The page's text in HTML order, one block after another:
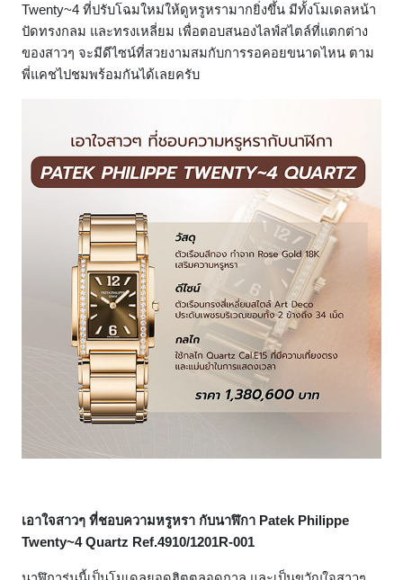
Twenty~4 ที่ปรับโฉมใหม่ให้ดูหรูหรามากยิ่งขึ้น มีทั้งโมเดลหน้า
ปัดทรงกลม และทรงเหลี่ยม เพื่อตอบสนองไลฟ์สไตล์ที่แตกต่าง
ของสาวๆ จะมีดีไซน์ที่สวยงามสมกับการรอคอยขนาดไหน ตาม
พี่แคชไปชมพร้อมกันได้เลยครับ
เอาใจสาวๆ ที่ชอบความหรูหรา กับนาฬิกา Patek Philippe
Twenty~4 Quartz Ref.4910/1201R-001